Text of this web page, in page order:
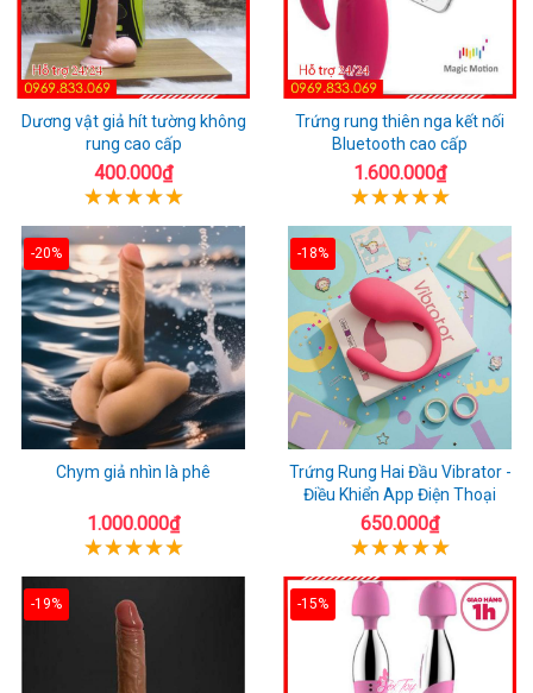
Dương vật giả hít tường không
rung cao cấp
400.000₫
Trứng rung thiên nga kết nối
Bluetooth cao cấp
1.600.000₫
-20%
Chym giả nhìn là phê
1.000.000₫
-18%
Trứng Rung Hai Đầu Vibrator -
Điều Khiển App Điện Thoại
650.000₫
-19% -15%